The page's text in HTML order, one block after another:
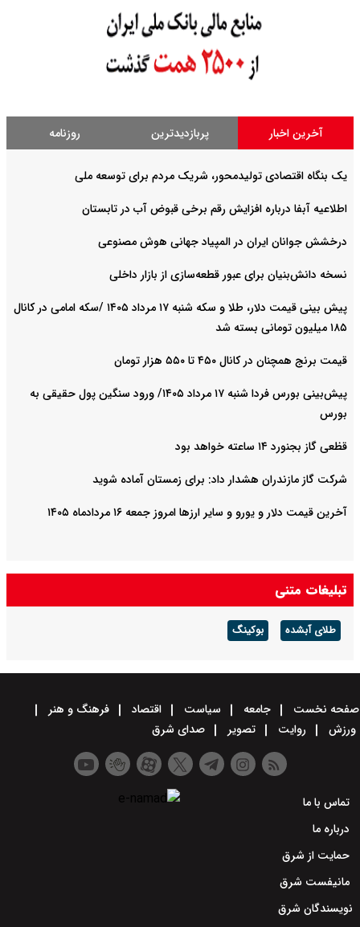
آخرین اخبار پربازدیدترین روزنامه
یک بنگاه اقتصادی تولیدمحور، شریک مردم برای توسعه ملی
اطلاعیه آبفا درباره افزایش رقم برخی قبوض آب در تابستان
درخشش جوانان ایران در المپیاد جهانی هوش مصنوعی
نسخه دانش‌بنیان برای عبور قطعه‌سازی از بازار داخلی
پیش ‌بینی قیمت دلار، طلا و سکه شنبه ۱۷ مرداد ۱۴۰۵ /سکه امامی در کانال
۱۸۵ میلیون تومانی بسته شد
قیمت برنج همچنان در کانال ۴۵۰ تا ۵۵۰ هزار تومان
پیش‌بینی بورس فردا شنبه ۱۷ مرداد ۱۴۰۵/ ورود سنگین پول حقیقی به
بورس
قظعی گاز بجنورد ۱۴ ساعته خواهد بود
شرکت گاز مازندران هشدار داد: برای زمستان آماده شوید
آخرین قیمت دلار و یورو و سایر ارزها امروز جمعه ۱۶ مردادماه ۱۴۰۵
تبلیغات متنی
طلای آبشده بوکینگ
صفحه نخست جامعه سیاست اقتصاد
فرهنگ و هنر
ورزش
روایت تصویر صدای شرق
تماس با ما
درباره ما
حمایت از شرق
مانیفست شرق
نویسندگان شرق